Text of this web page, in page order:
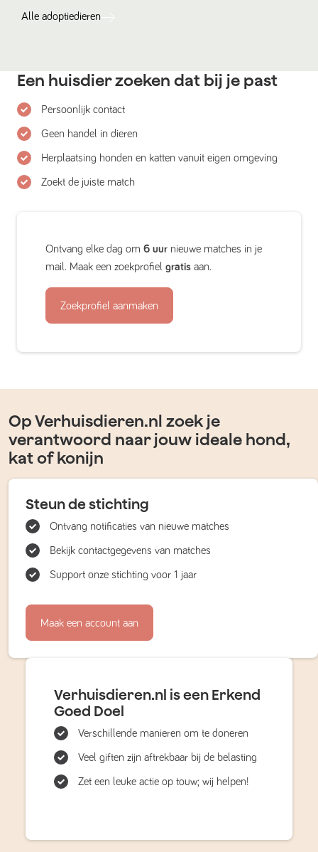
Alle adoptiedieren
Een huisdier zoeken dat bij je past
Persoonlijk contact
Geen handel in dieren
Herplaatsing honden en katten vanuit eigen omgeving
Zoekt de juiste match
Ontvang elke dag om 6 uur nieuwe matches in je
mail. Maak een zoekprofiel gratis aan.
Zoekprofiel aanmaken
Op Verhuisdieren.nl zoek je
verantwoord naar jouw ideale hond,
kat of konijn
Steun de stichting
Ontvang notificaties van nieuwe matches
Bekijk contactgegevens van matches
Support onze stichting voor 1 jaar
Maak een account aan
Verhuisdieren.nl is een Erkend
Goed Doel
Verschillende manieren om te doneren
Veel giften zijn aftrekbaar bij de belasting
Zet een leuke actie op touw; wij helpen!